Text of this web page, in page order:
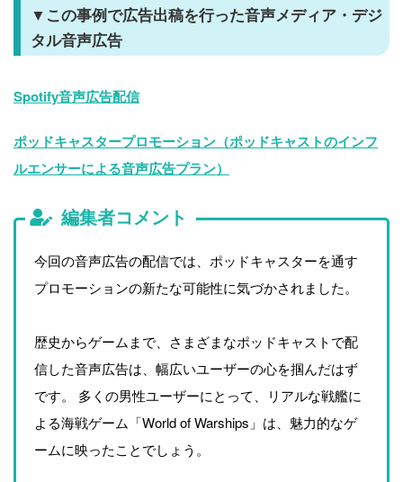
▼この事例で広告出稿を行った音声メディア・デジ
タル音声広告
Spotify音声広告配信
ポッドキャスタープロモーション（ポッドキャストのインフ
ルエンサーによる音声広告プラン）
編集者コメント
今回の音声広告の配信では、ポッドキャスターを通す
プロモーションの新たな可能性に気づかされました。
歴史からゲームまで、さまざまなポッドキャストで配
信した音声広告は、幅広いユーザーの心を掴んだはず
です。 多くの男性ユーザーにとって、リアルな戦艦に
よる海戦ゲーム「World of Warships」は、魅力的なゲ
ームに映ったことでしょう。